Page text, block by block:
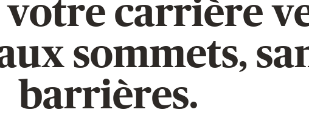
carrière
sommets,
barrières.